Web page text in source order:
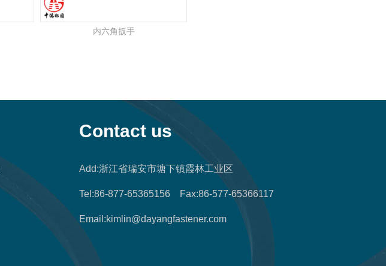
内六角扳手
Contact us
Add:浙江省瑞安市塘下镇霞林工业区
Tel:86-877-65365156 Fax:86-577-65366117
Email:kimlin@dayangfastener.com